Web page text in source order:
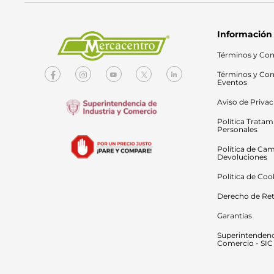
Información
Términos y
Términos y
Eventos
Aviso de
Política
Personales
Política de
Devoluciones
Política de
Derecho de
Garantías
Comercio - SIC